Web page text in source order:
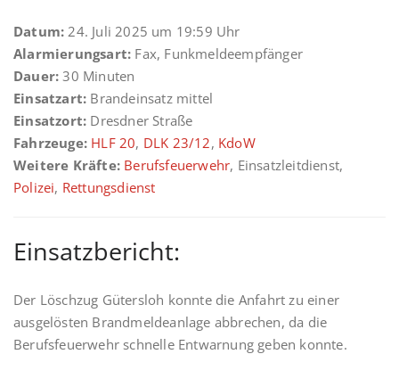
Datum: 24. Juli 2025 um 19:59 Uhr
Alarmierungsart: Fax, Funkmeldeempfänger
Dauer: 30 Minuten
Einsatzart: Brandeinsatz mittel
Einsatzort: Dresdner Straße
Fahrzeuge: HLF 20, DLK 23/12, KdoW
Weitere Kräfte: Berufsfeuerwehr, Einsatzleitdienst,
Polizei, Rettungsdienst
Einsatzbericht:
Der Löschzug Gütersloh konnte die Anfahrt zu einer
ausgelösten Brandmeldeanlage abbrechen, da die
Berufsfeuerwehr schnelle Entwarnung geben konnte.